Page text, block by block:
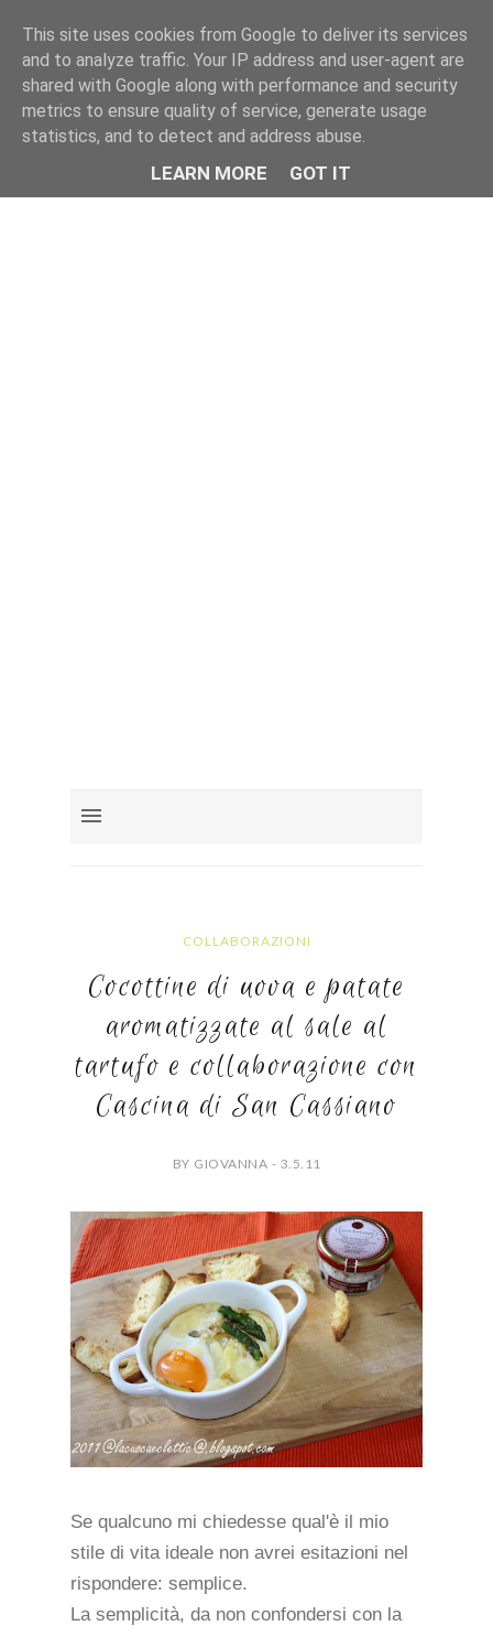
COLLABORAZIONI
Cocottine di uova e patate
aromatizzate al sale al
tartufo e collaborazione con
Cascina di San Cassiano
BY GIOVANNA - 3.5.11
Se qualcuno mi chiedesse qual'è il mio
stile di vita ideale non avrei esitazioni nel
rispondere: semplice.
La semplicità, da non confondersi con la
This site uses cookies from Google to deliver its services
and to analyze traffic. Your IP address and user-agent are
shared with Google along with performance and security
metrics to ensure quality of service, generate usage
statistics, and to detect and address abuse.
LEARN MORE GOT IT